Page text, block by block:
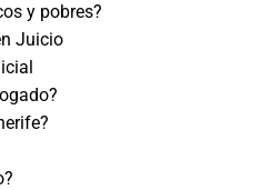
y pobres?
Juicio